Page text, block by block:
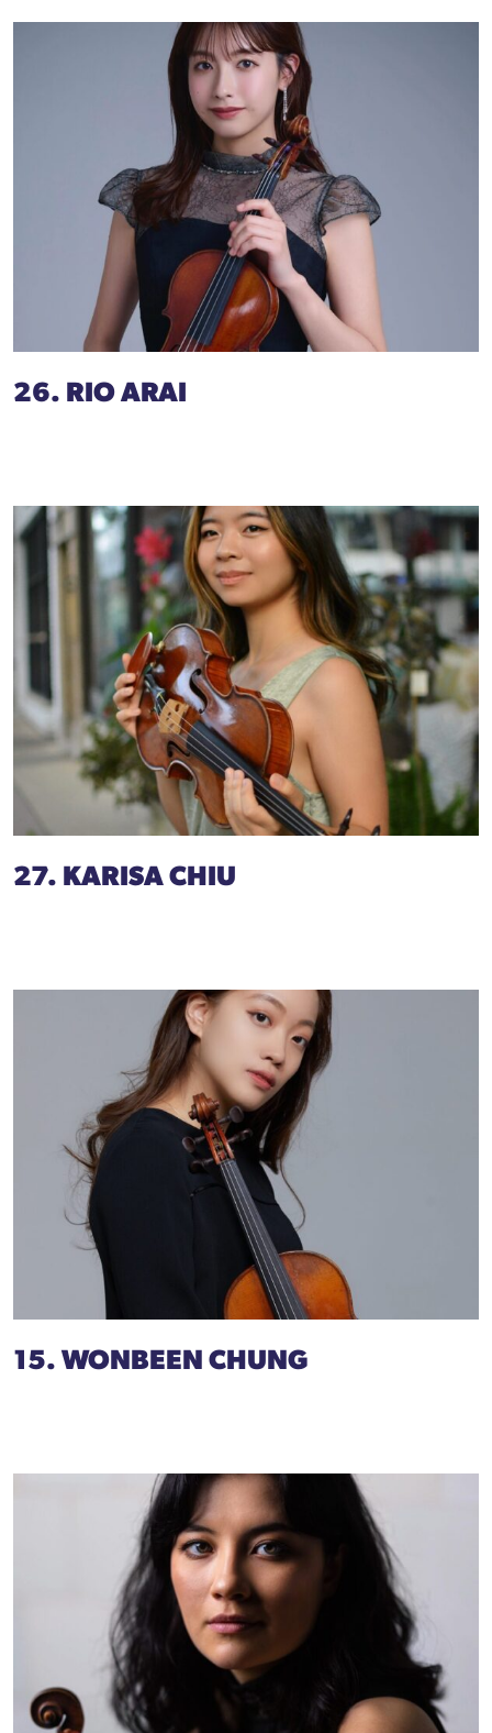
26. RIO ARAI
27. KARISA CHIU
15. WONBEEN CHUNG